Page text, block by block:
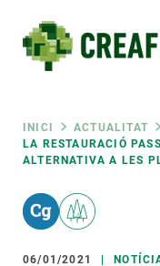
contingut
Fil
INICI ACTUALITAT
LA RESTAURACIÓ
ALTERNATIVA A LES
06/01/2021
RRSS